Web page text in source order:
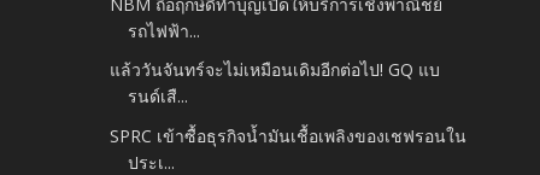
รถไฟฟ้า...
แล้ววันจันทร์จะไม่เหมือนเดิมอีกต่อไป! GQ แบ
รนด์เสื...
SPRC เข้าซื้อธุรกิจน้ำมันเชื้อเพลิงของเชฟรอนใน
ประเ...